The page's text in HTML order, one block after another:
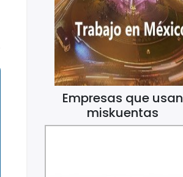
Empresas que usan
miskuentas